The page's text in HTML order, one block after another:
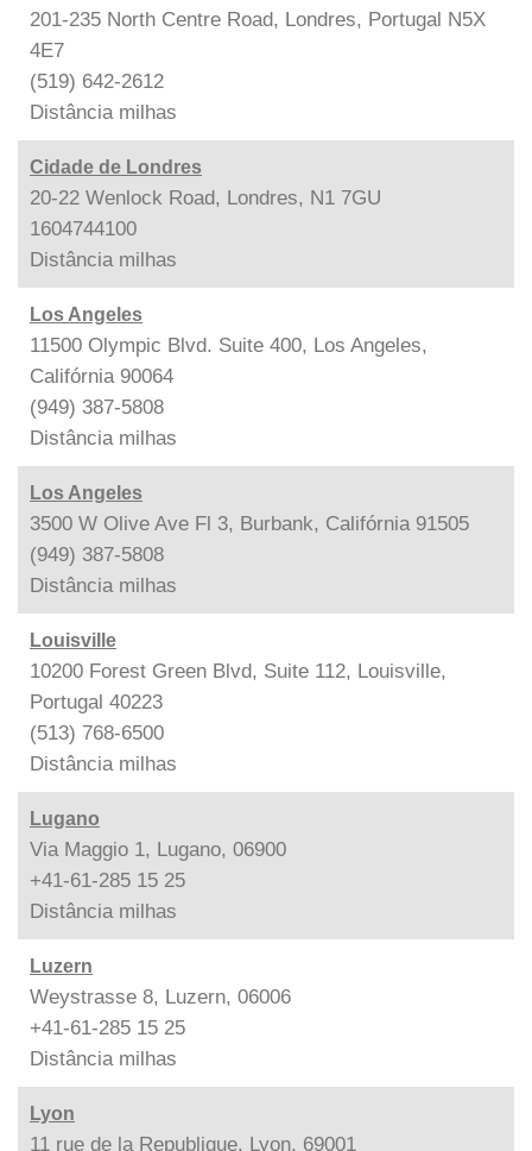
201-235 North Centre Road, Londres, Portugal N5X
4E7
(519) 642-2612
Distância milhas
Cidade de Londres
20-22 Wenlock Road, Londres, N1 7GU
1604744100
Distância milhas
Los Angeles
11500 Olympic Blvd. Suite 400, Los Angeles,
Califórnia 90064
(949) 387-5808
Distância milhas
Los Angeles
3500 W Olive Ave Fl 3, Burbank, Califórnia 91505
(949) 387-5808
Distância milhas
Louisville
10200 Forest Green Blvd, Suite 112, Louisville,
Portugal 40223
(513) 768-6500
Distância milhas
Lugano
Via Maggio 1, Lugano, 06900
+41-61-285 15 25
Distância milhas
Luzern
Weystrasse 8, Luzern, 06006
+41-61-285 15 25
Distância milhas
Lyon
11 rue de la Republique, Lyon, 69001